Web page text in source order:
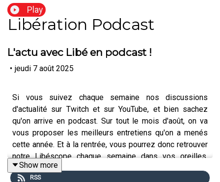
Play
Libération Podcast
L'actu avec Libé en podcast !
• jeudi 7 août 2025
Si vous suivez chaque semaine nos discussions
d'actualité sur Twitch et sur YouTube, et bien sachez
qu'on arrive en podcast. Sur tout le mois d'août, on va
vous proposer les meilleurs entretiens qu'on a menés
cette année. Et à la rentrée, vous pourrez donc retrouver
notre Libéscope chaque semaine dans vos oreilles.
Bonne écoute.
Show more
RSS